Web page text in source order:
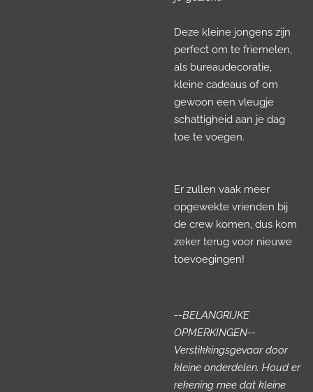
Deze kleine jongens zijn
perfect om te friemelen,
als bureaudecoratie,
kleine cadeaus of om
gewoon een vleugje
schattigheid aan je dag
toe te voegen.
Er zullen vaak meer
opgewekte vrienden bij
de crew komen, dus kom
zeker terug voor nieuwe
toevoegingen!
--BELANGRIJKE
OPMERKINGEN--
Verstikkingsgevaar door
kleine onderdelen. Houd er
rekening mee dat kleine